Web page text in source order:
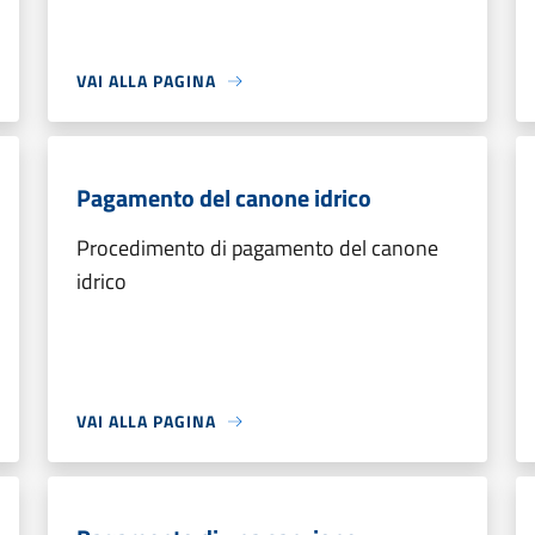
VAI ALLA PAGINA
Pagamento del canone idrico
Procedimento di pagamento del canone
idrico
VAI ALLA PAGINA